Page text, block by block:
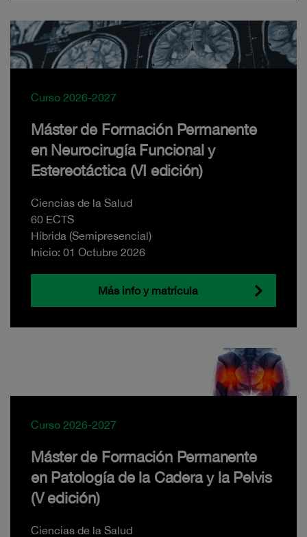
Curso 2026-2027
Máster de Formación Permanente
en Neurocirugía Funcional y
Estereotáctica (VI edición)
Ciencias de la Salud
60 ECTS
Híbrida (Semipresencial)
Inicio: 01 Octubre 2026
Más info y matrícula
Curso 2026-2027
Máster de Formación Permanente
en Patología de la Cadera y la Pelvis
(V edición)
Ciencias de la Salud